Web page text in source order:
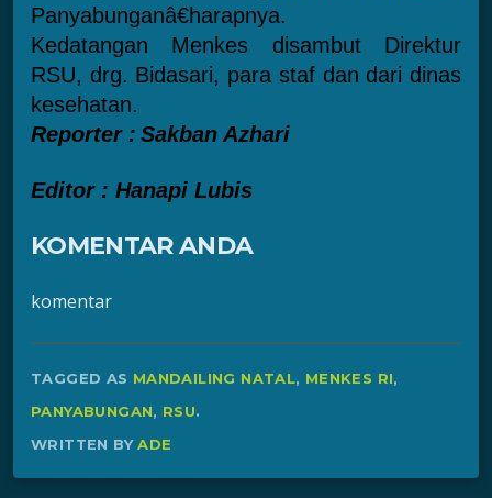
Panyabunganâ€harapnya.
Kedatangan Menkes disambut Direktur
RSU, drg. Bidasari, para staf dan dari dinas
kesehatan.
Reporter : Sakban Azhari
Editor : Hanapi Lubis
KOMENTAR ANDA
komentar
TAGGED AS MANDAILING NATAL, MENKES RI,
PANYABUNGAN, RSU.
WRITTEN BYADE